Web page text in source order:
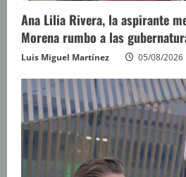
Ana Lilia Rivera, la aspirante
Morena rumbo a las
Luis Miguel Martínez 05/08/2026